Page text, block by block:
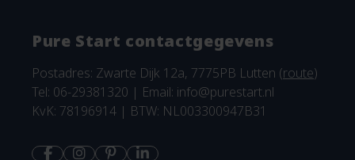
Pure Start contactgegevens
Postadres: Zwarte Dijk 12a, 7775PB Lutten (route)
Tel: 06-29381320 | Email: info@purestart.nl
KvK: 78196914 | BTW: NL003300947B31